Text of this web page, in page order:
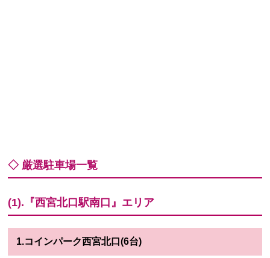
◇ 厳選駐車場一覧
(1).『西宮北口駅南口』エリア
1.コインパーク西宮北口(6台)